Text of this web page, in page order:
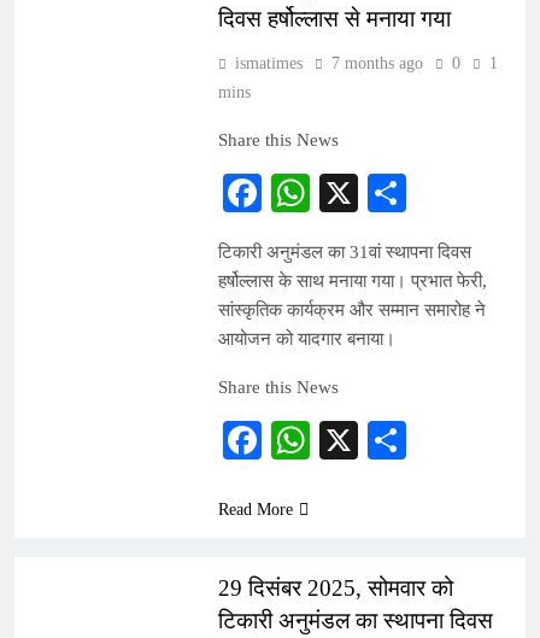
दिवस हर्षोल्लास से मनाया गया
ismatimes 7 months ago 0
1
mins
Share this News
Facebook
WhatsApp
X
टिकारी अनुमंडल का 31वां स्थापना दिवस
हर्षोल्लास के साथ मनाया गया। प्रभात फेरी,
सांस्कृतिक कार्यक्रम और सम्मान समारोह ने
आयोजन को यादगार बनाया।
Share this News
Facebook
WhatsApp
X
Read More
29 दिसंबर 2025, सोमवार को
टिकारी अनुमंडल का स्थापना दिवस